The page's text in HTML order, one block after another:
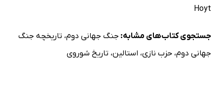
Hoyt
جستجوی کتاب‌های مشابه: جنگ جهانی دوم، تاریخچه جنگ
جهانی دوم، حزب نازی، استالین، تاریخ شوروی